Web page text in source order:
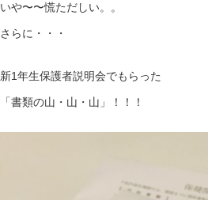
いや〜〜慌ただしい。。
さらに・・・
新1年生保護者説明会でもらった
「書類の山・山・山」！！！